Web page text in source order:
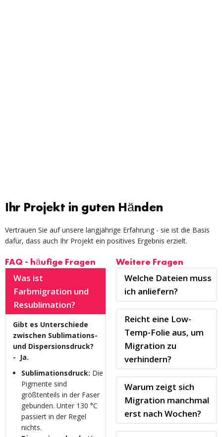
Ihr Projekt in guten Händen
Vertrauen Sie auf unsere langjährige Erfahrung - sie ist die Basis
dafür, dass auch Ihr Projekt ein positives Ergebnis erzielt.
FAQ - häufige Fragen
Was ist
Farbmigration und
Resublimation?
Gibt es Unterschiede
zwischen Sublimations-
und Dispersionsdruck?
- Ja.
Sublimationsdruck: Die
Pigmente sind
größtenteils in der Faser
gebunden. Unter 130 °C
passiert in der Regel
nichts.
Weitere Fragen
Welche Dateien muss
ich anliefern?
Reicht eine Low-
Temp-Folie aus, um
Migration zu
verhindern?
Warum zeigt sich
Migration manchmal
erst nach Wochen?